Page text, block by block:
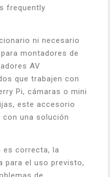
frequently
ni necesario
montadores de
AV
que trabajen con
Pi, cámaras o mini
este accesorio
con una solución
es correcta, la
para el uso previsto,